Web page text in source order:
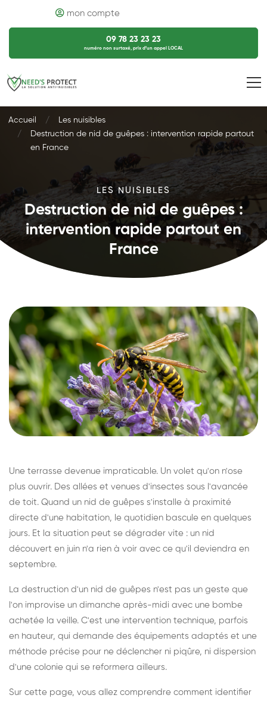
mon compte
09 78 23 23 23
numéro non surtaxé, prix d’un appel LOCAL
Accueil
Les nuisibles
Destruction de nid de guêpes : intervention rapide partout
en France
LES NUISIBLES
Destruction de nid de guêpes :
intervention rapide partout en
France
Une terrasse devenue impraticable. Un volet qu'on n'ose
plus ouvrir. Des allées et venues d'insectes sous l'avancée
de toit. Quand un nid de guêpes s'installe à proximité
directe d'une habitation, le quotidien bascule en quelques
jours. Et la situation peut se dégrader vite : un nid
découvert en juin n'a rien à voir avec ce qu'il deviendra en
septembre.
La destruction d'un nid de guêpes n'est pas un geste que
l'on improvise un dimanche après-midi avec une bombe
achetée la veille. C'est une intervention technique, parfois
en hauteur, qui demande des équipements adaptés et une
méthode précise pour ne déclencher ni piqûre, ni dispersion
d'une colonie qui se reformera ailleurs.
Sur cette page, vous allez comprendre comment identifier